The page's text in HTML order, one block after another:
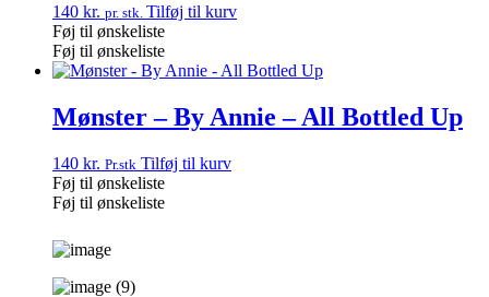
140 kr. pr. stk. Tilføj til kurv
Føj til ønskeliste
Føj til ønskeliste
Mønster – By Annie – All Bottled Up
140 kr. Pr.stk Tilføj til kurv
Føj til ønskeliste
Føj til ønskeliste